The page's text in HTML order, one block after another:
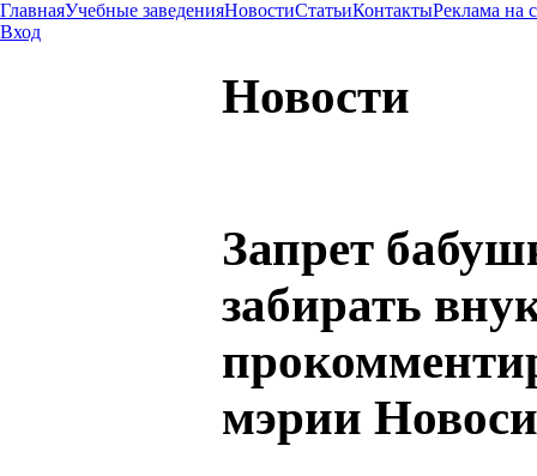
ГлавнаяУчебные заведенияНовостиСтатьиКонтактыРеклама на
Вход
Новости
Запрет
забирать
мэрии